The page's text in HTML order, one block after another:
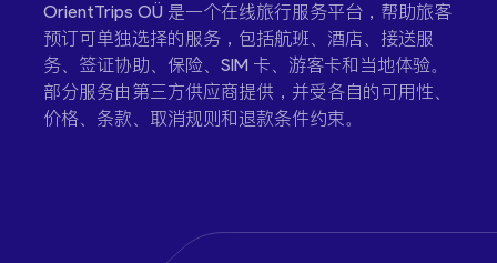
OrientTrips OÜ 是一个在线旅行服务平台，帮助旅客
预订可单独选择的服务，包括航班、酒店、接送服
务、签证协助、保险、SIM 卡、游客卡和当地体验。
部分服务由第三方供应商提供，并受各自的可用性、
价格、条款、取消规则和退款条件约束。